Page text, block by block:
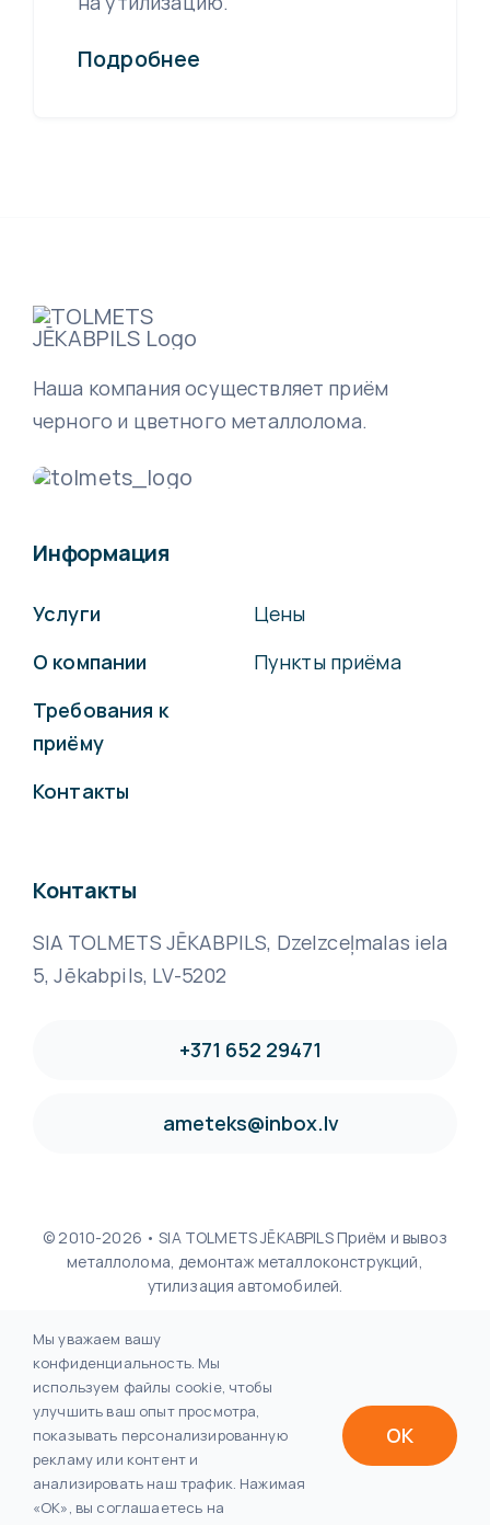
Подробнее
Наша компания осуществляет приём
черного и цветного металлолома.
Информация
Услуги
О компании
Требования к
приёму
Контакты
Цены
Пункты приёма
Контакты
SIA TOLMETS JĒKABPILS, Dzelzceļmalas iela
5, Jēkabpils, LV-5202
+371 652 29471
ameteks@inbox.lv
© 2010-2026 • SIA TOLMETS JĒKABPILS Приём и вывоз
металлолома, демонтаж металлоконструкций,
утилизация автомобилей.
Решение:
Мы уважаем вашу
конфиденциальность. Мы
используем файлы cookie, чтобы
улучшить ваш опыт просмотра,
показывать персонализированную
рекламу или контент и
анализировать наш трафик. Нажимая
«OK», вы соглашаетесь на
OK